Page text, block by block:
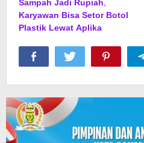
Karyawan Bisa Setor Botol
Plastik Lewat Aplika